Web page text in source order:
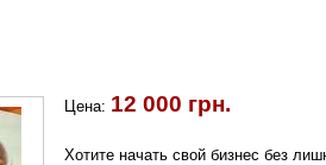
Цена: 12 000 грн.
Хотите начать свой бизнес без